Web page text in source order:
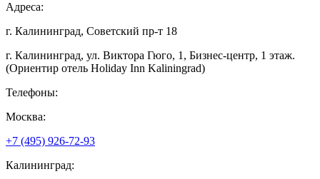
Адреса:
г. Калининград, Советский пр-т 18
г. Калининград, ул. Виктора Гюго, 1, Бизнес-центр, 1 этаж.
(Ориентир отель Holiday Inn Kaliningrad)
Телефоны:
Москва:
+7 (495) 926-72-93
Калининград: